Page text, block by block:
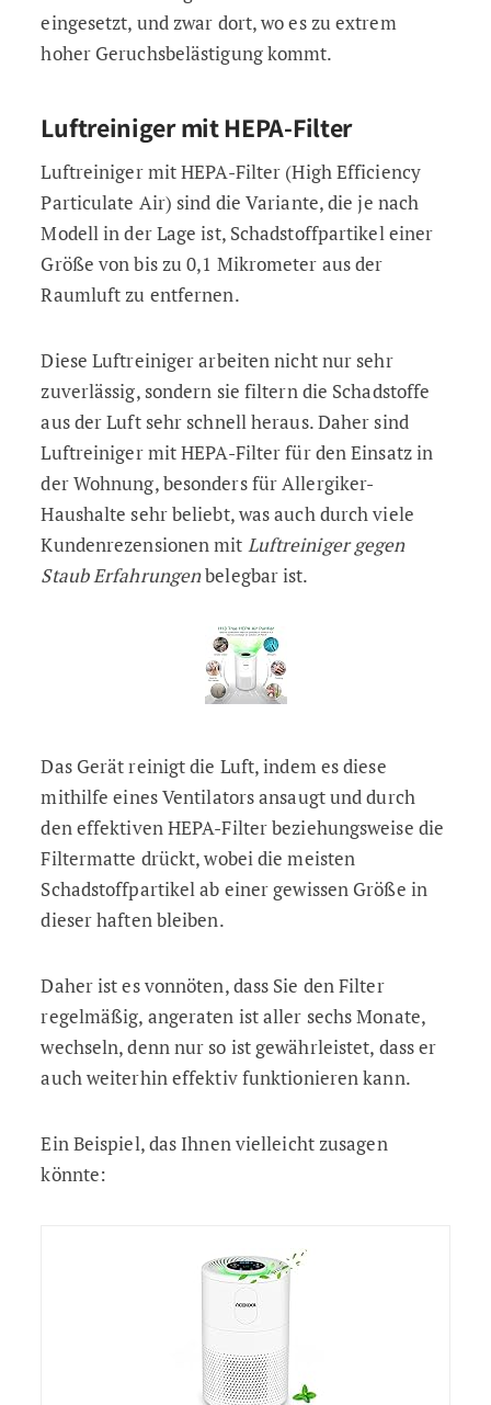
eingesetzt, und zwar dort, wo es zu extrem
hoher Geruchsbelästigung kommt.
Luftreiniger mit HEPA-Filter
Luftreiniger mit HEPA-Filter (High Efficiency
Particulate Air) sind die Variante, die je nach
Modell in der Lage ist, Schadstoffpartikel einer
Größe von bis zu 0,1 Mikrometer aus der
Raumluft zu entfernen.
Diese Luftreiniger arbeiten nicht nur sehr
zuverlässig, sondern sie filtern die Schadstoffe
aus der Luft sehr schnell heraus. Daher sind
Luftreiniger mit HEPA-Filter für den Einsatz in
der Wohnung, besonders für Allergiker-
Haushalte sehr beliebt, was auch durch viele
Kundenrezensionen mit Luftreiniger gegen
Staub Erfahrungenbelegbar ist.
Das Gerät reinigt die Luft, indem es diese
mithilfe eines Ventilators ansaugt und durch
den effektiven HEPA-Filter beziehungsweise die
Filtermatte drückt, wobei die meisten
Schadstoffpartikel ab einer gewissen Größe in
dieser haften bleiben.
Daher ist es vonnöten, dass Sie den Filter
regelmäßig, angeraten ist aller sechs Monate,
wechseln, denn nur so ist gewährleistet, dass er
auch weiterhin effektiv funktionieren kann.
Ein Beispiel, das Ihnen vielleicht zusagen
könnte: